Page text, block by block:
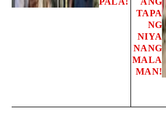
TAPA
NG
NIYA
NANG
MALA
MAN!